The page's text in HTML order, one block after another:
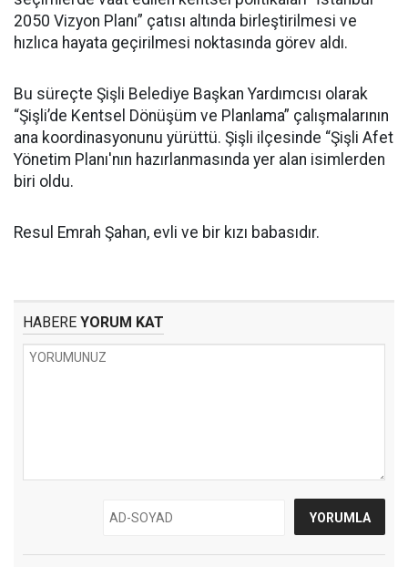
2050 Vizyon Planı” çatısı altında birleştirilmesi ve
hızlıca hayata geçirilmesi noktasında görev aldı.
Bu süreçte Şişli Belediye Başkan Yardımcısı olarak
“Şişli’de Kentsel Dönüşüm ve Planlama” çalışmalarının
ana koordinasyonunu yürüttü. Şişli ilçesinde “Şişli Afet
Yönetim Planı'nın hazırlanmasında yer alan isimlerden
biri oldu.
Resul Emrah Şahan, evli ve bir kızı babasıdır.
HABERE YORUM KAT